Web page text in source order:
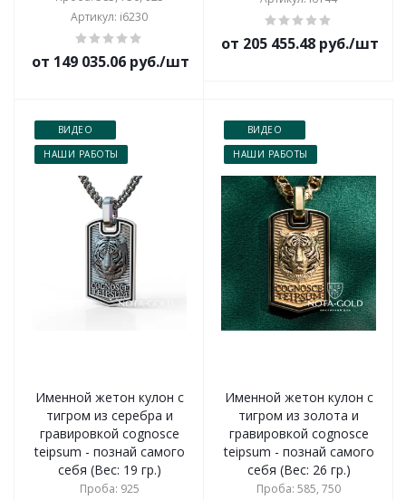
Артикул: i6230
от 149 035.06 руб./шт
от 205 455.48 руб./шт
ВИДЕО
НАШИ РАБОТЫ
Именной жетон кулон с
тигром из серебра и
гравировкой сognosce
teipsum - познай самого
себя (Вес: 19 гр.)
Проба: 925
ВИДЕО
НАШИ РАБОТЫ
Именной жетон кулон с
тигром из золота и
гравировкой сognosce
teipsum - познай самого
себя (Вес: 26 гр.)
Проба: 585, 750